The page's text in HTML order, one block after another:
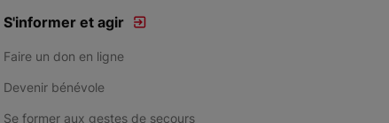
S'informer et agir
Faire un don en ligne
Devenir bénévole
Se former aux gestes de secours